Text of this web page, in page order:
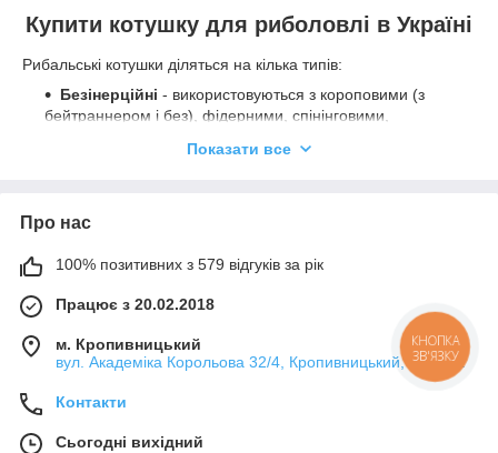
Купити котушку для риболовлі в Україні
Рибальські котушки діляться на кілька типів:
Безінерційні - використовуються з короповими (з
бейтраннером і без), фідерними, спінінговими,
Проводочні
риболовлі.
Для початку потрібно вирішити, яку рибу Ви хочете ловити і
на які снасті. Котушку потрібно підбирати під тип вудилища та
специфіку лову. Більш детально про кожен вид котушок ми
Основні характеристики на які потрібно звернути увагу:
Вага котушки
Показати все
Про нас
100% позитивних з 579 відгуків за рік
Працює з 20.02.2018
м. Кропивницький
вул. Академіка Корольова 32/4, Кропивницький, Україна
Контакти
Сьогодні вихідний
КНОПКА
ЗВ'ЯЗКУ